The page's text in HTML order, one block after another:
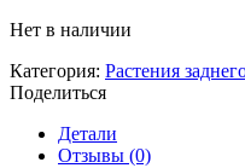
Нет в наличии
Категория: Растения
Поделиться
Детали
Отзывы (0)